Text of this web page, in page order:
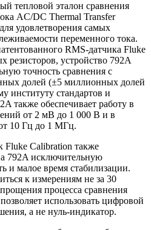
тепловой эталон сравнения
AC/DC Thermal Transfer
удовлетворения самых
переменного тока.
RMS-датчика Fluke
резисторов, устройство 792A
точность сравнения с
долей (±5 миллионных долей
институту стандартов и
также обеспечивает работу в
от 2 мВ до 1 000 В и в
10 Гц до 1 МГц.
Fluke Calibration также
792A исключительную
и малое время стабилизации.
к измерениям не за 30
процесса сравнения
использовать цифровой
а не нуль-индикатор.